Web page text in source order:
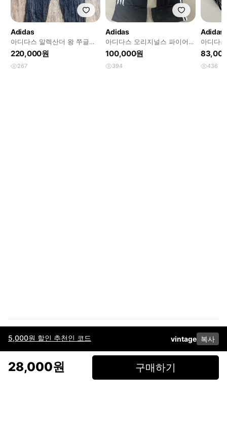
5,000원 할인 추천인 코드 vintage 복사
28,000원 구매하기
Adidas
아디다스 알렉산더 왕 쭈글이
xl
220,000원
267
Adidas
아디다스 오리지널스 파이어버
드 루즈 트랙 팬츠 블랙 xs
100,000원
394
Adidas
아디다
트 저지
436
이용약관고객센터판매개인정보 처리방침사업자 정보다운로드
페이스북